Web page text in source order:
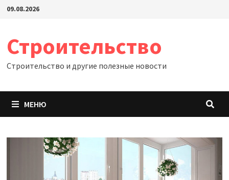
Перейти
09.08.2026
Строительство
Строительство и другие полезные новости
МЕНЮ